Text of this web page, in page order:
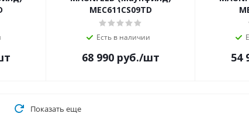
MEC611CS09TD
Есть в наличии
68 990 руб./шт 54
Показать еще